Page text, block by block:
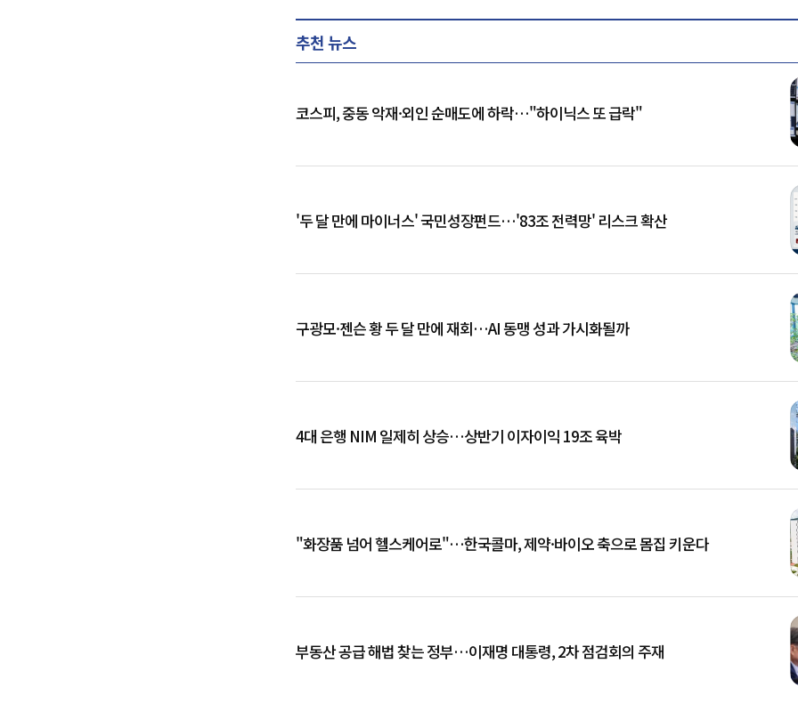
추천 뉴스
코스피, 중동 악재·외인 순매도에 하락…"하이닉스 또 급락"
'두 달 만에 마이너스' 국민성장펀드…'83조 전력망' 리스크 확산
구광모·젠슨 황 두 달 만에 재회…AI 동맹 성과 가시화될까
4대 은행 NIM 일제히 상승…상반기 이자이익 19조 육박
"화장품 넘어 헬스케어로"…한국콜마, 제약·바이오 축으로 몸집 키운다
부동산 공급 해법 찾는 정부…이재명 대통령, 2차 점검회의 주재